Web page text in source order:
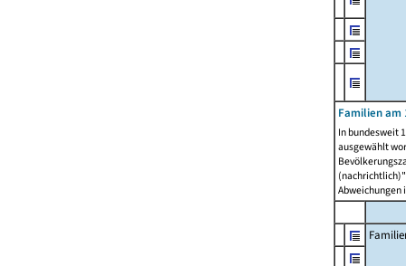
Familien am
In bundesweit
ausgewählt
Abweichungen